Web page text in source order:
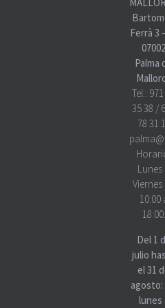
Ferrà 3
07002
Palma
Tel.:
35 38 /
78 31
Lunes
Viernes
10:00
18:00.
Del 1
julio
el 31
agosto:
lunes